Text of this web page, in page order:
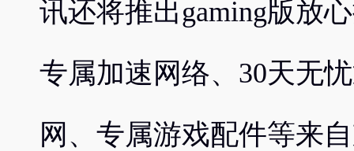
讯还将推出gaming版放
专属加速网络、30天无
网、专属游戏配件等来